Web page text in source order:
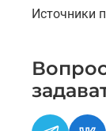
Источники